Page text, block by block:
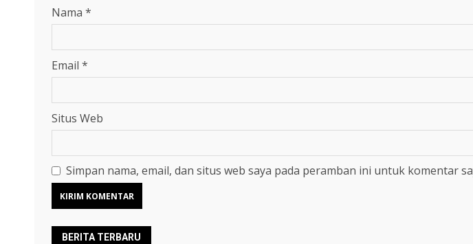
Nama *
Email *
Situs Web
Simpan nama, email, dan situs web saya pada peramban ini untuk komentar
BERITA TERBARU